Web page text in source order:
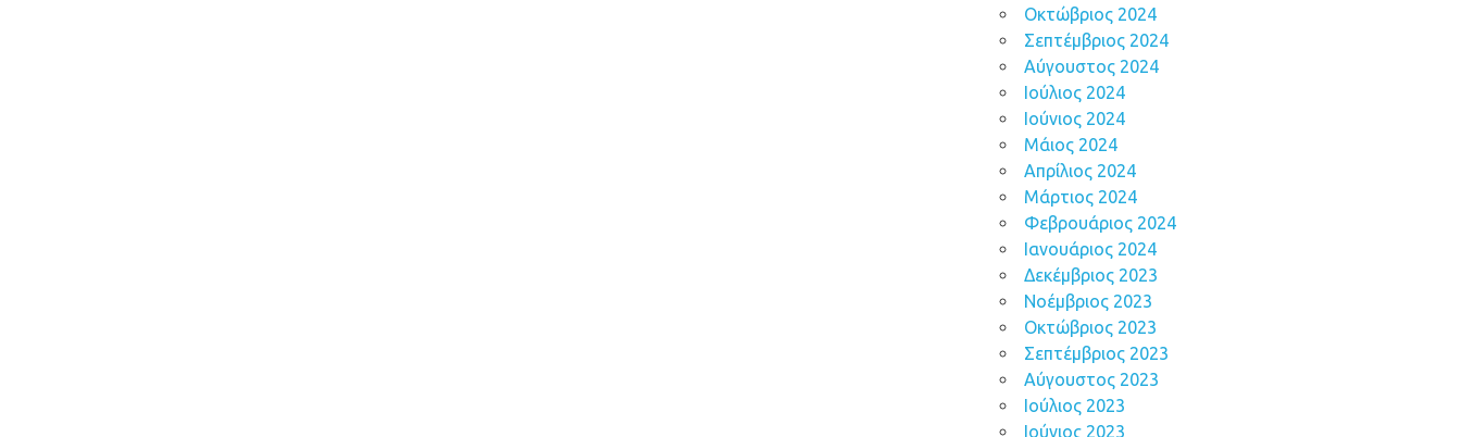
Οκτώβριος 2024
Σεπτέμβριος 2024
Αύγουστος 2024
Ιούλιος 2024
Ιούνιος 2024
Μάιος 2024
Απρίλιος 2024
Μάρτιος 2024
Φεβρουάριος 2024
Ιανουάριος 2024
Δεκέμβριος 2023
Νοέμβριος 2023
Οκτώβριος 2023
Σεπτέμβριος 2023
Αύγουστος 2023
Ιούλιος 2023
Ιούνιος 2023